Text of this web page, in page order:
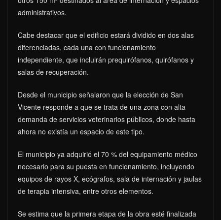
administrativos.
Cabe destacar que el edificio estará dividido en dos alas
diferenciadas, cada una con funcionamiento
independiente, que incluirán prequirófanos, quirófanos y
salas de recuperación.
Desde el municipio señalaron que la elección de San
Vicente responde a que se trata de una zona con alta
demanda de servicios veterinarios públicos, donde hasta
ahora no existía un espacio de este tipo.
El municipio ya adquirió el 70 % del equipamiento médico
necesario para su puesta en funcionamiento, incluyendo
equipos de rayos X, ecógrafos, sala de internación y jaulas
de terapia intensiva, entre otros elementos.
Se estima que la primera etapa de la obra esté finalizada